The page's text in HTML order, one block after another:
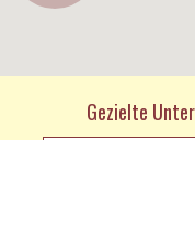
Gezielte